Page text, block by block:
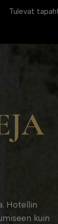
Tulevat
Hotellin
kuin